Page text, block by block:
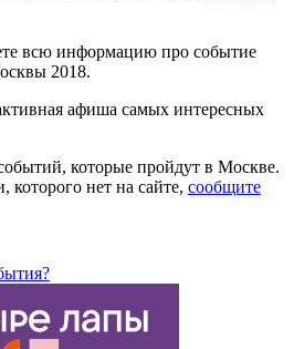
всю информацию про событие
2018.
афиша самых интересных
которые пройдут в Москве.
которого нет на сайте, сообщите